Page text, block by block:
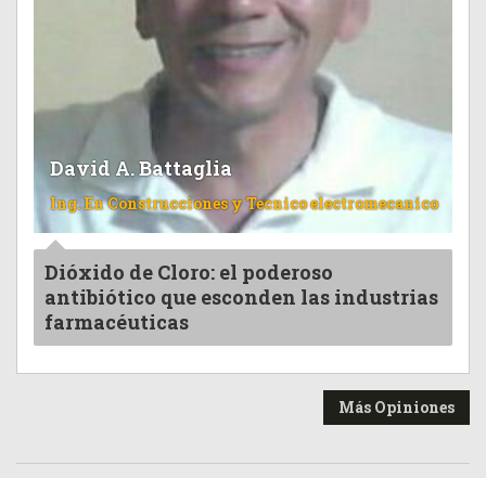
David A. Battaglia
Ing. En Construcciones y Tecnico electromecanico
Dióxido de Cloro: el poderoso
antibiótico que esconden las industrias
farmacéuticas
Más Opiniones